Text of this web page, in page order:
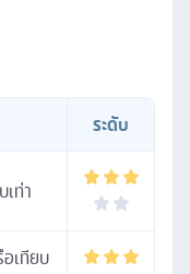
ระดับ
ท่า
เทียบ